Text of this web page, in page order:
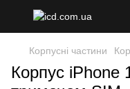
Корпусні частини
Корпус iPhone